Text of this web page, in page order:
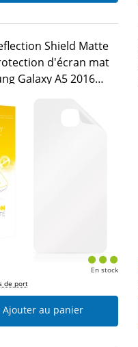
Shield Matte
d'écran mat
Galaxy A5 2016
de port
En stock
Ajouter au panier